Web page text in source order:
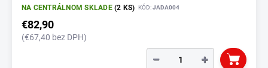
NA CENTRÁLNOM SKLADE(2 KS) KÓD:JADA004
€82,90
(€67,40 bez DPH)
+
−